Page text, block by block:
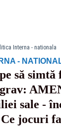
Interna - nationala
-
să simtă
sale -
jocuri